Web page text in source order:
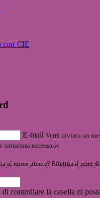
con CIE
E-mail Verrà inviato un
necessarie.
al nome utente? Effettua il reset
controllare la casella di